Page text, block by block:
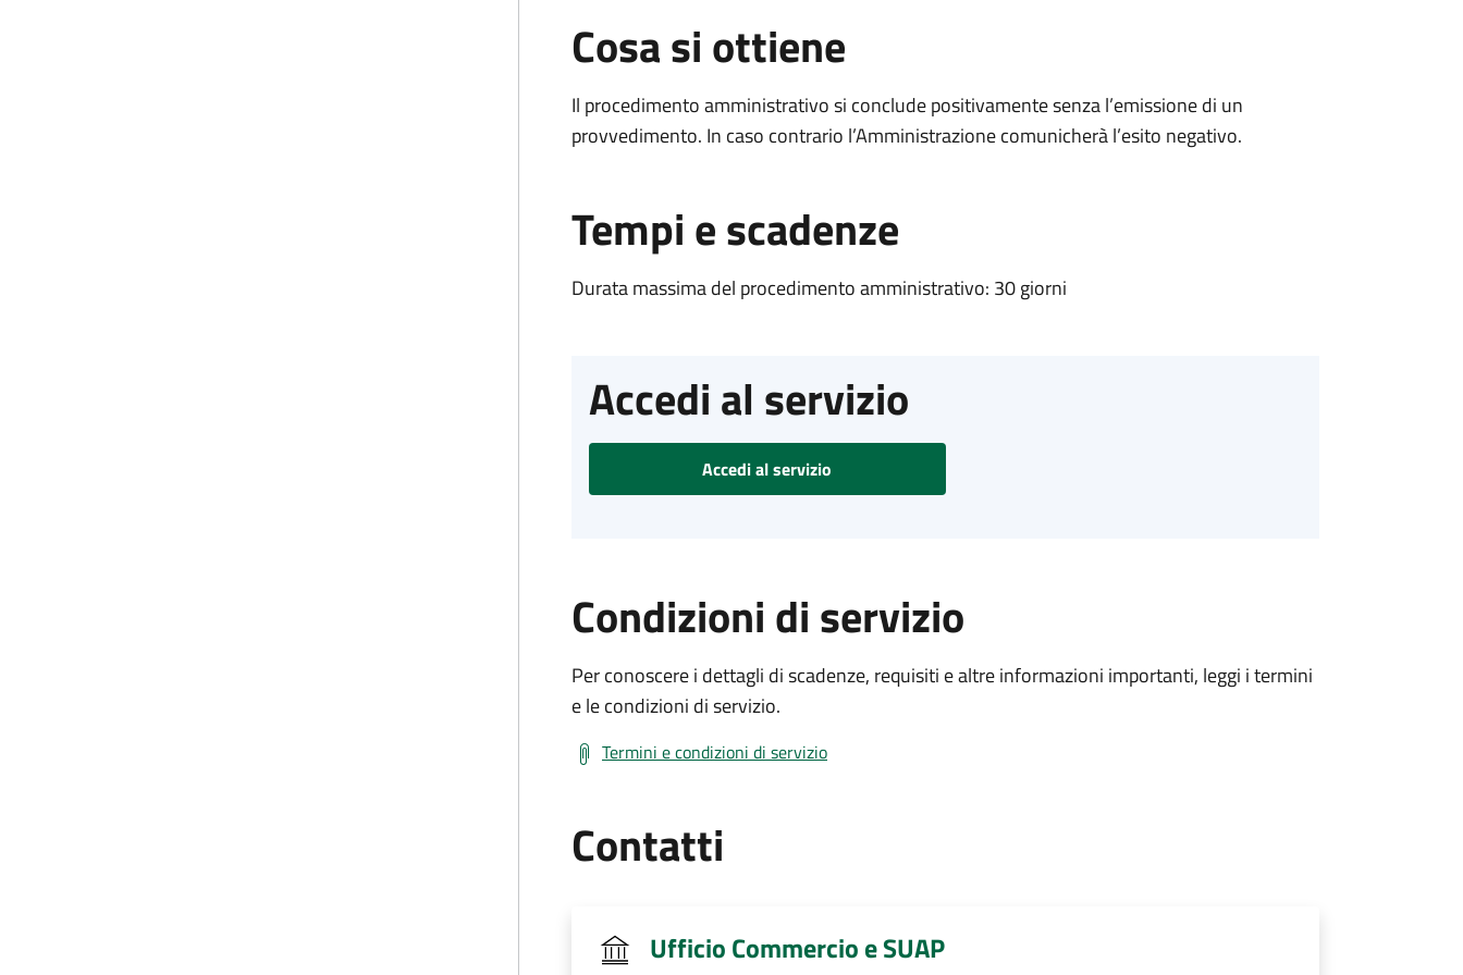
Cosa si ottiene
Il procedimento amministrativo si conclude positivamente senza l’emissione di un
provvedimento. In caso contrario l’Amministrazione comunicherà l’esito negativo.
Tempi e scadenze
Durata massima del procedimento amministrativo: 30 giorni
Accedi al servizio
Accedi al servizio
Condizioni di servizio
Per conoscere i dettagli di scadenze, requisiti e altre informazioni importanti, leggi i termini
e le condizioni di servizio.
Termini e condizioni di servizio
Contatti
Ufficio Commercio e SUAP